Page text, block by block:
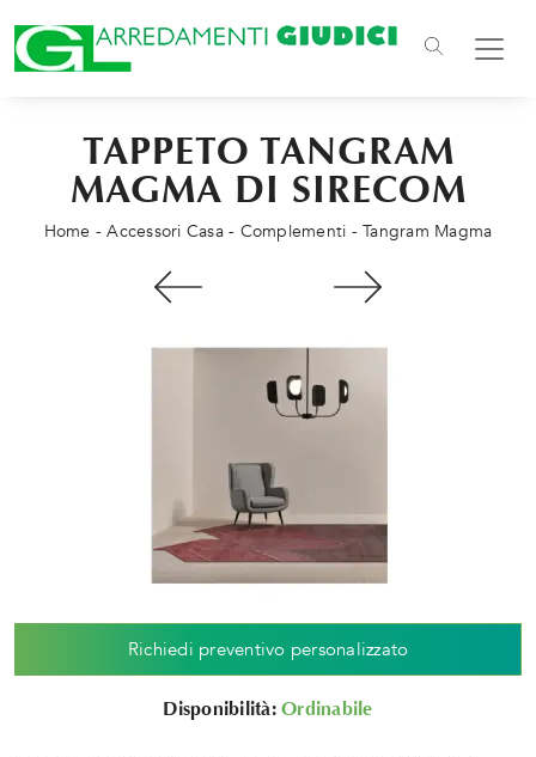
TAPPETO TANGRAM
MAGMA DI SIRECOM
Home -Accessori Casa- Complementi -Tangram Magma
Richiedi preventivo personalizzato
Disponibilità:Ordinabile